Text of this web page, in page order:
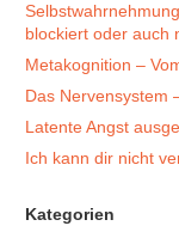
blockiert oder auch
Metakognition –
Das Nervensystem
Latente Angst
Ich kann dir nicht
Kategorien